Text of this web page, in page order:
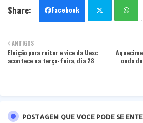
Facebook
ter tsa
onda
ANTIGOS
Eleição para reitor e vice da Uesc
acontece na terça-feira, dia 28
POSTAGEM QUE VOCE PODE SE